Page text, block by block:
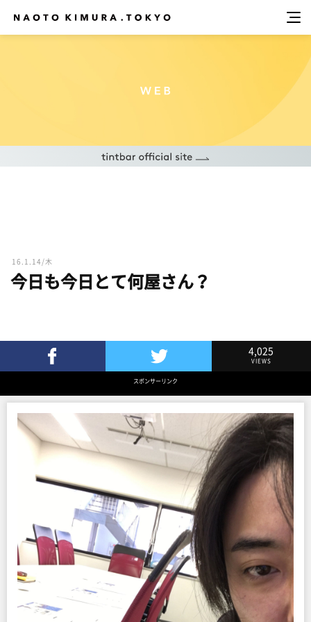
16.1.14/木
今日も今日とて何屋さん？
Twitterでツイート
4,025
VIEWS
スポンサーリンク